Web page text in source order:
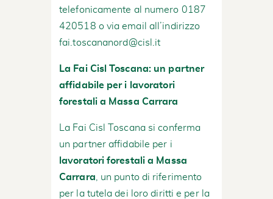
telefonicamente al numero 0187
420518 o via email all’indirizzo
fai.toscananord@cisl.it
La Fai Cisl Toscana: un partner
affidabile per i lavoratori
forestali a Massa Carrara
La Fai Cisl Toscana si conferma
un partner affidabile per i
lavoratori forestali a Massa
Carrara , un punto di riferimento
per la tutela dei loro diritti e per la